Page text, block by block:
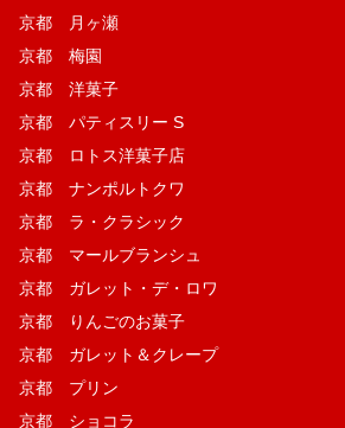
京都 月ヶ瀬
京都 梅園
京都 洋菓子
京都 パティスリー S
京都 ロトス洋菓子店
京都 ナンポルトクワ
京都 ラ・クラシック
京都 マールブランシュ
京都 ガレット・デ・ロワ
京都 りんごのお菓子
京都 ガレット＆クレープ
京都 プリン
京都 ショコラ